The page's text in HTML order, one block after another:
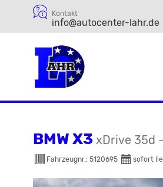
Kontakt
info@autocenter-lahr.de
BMW X3 xDrive 35d
Fahrzeugnr.: 5120695 sofort